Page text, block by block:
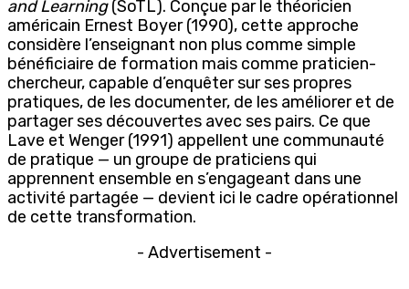
and Learning(SoTL). Conçue par le théoricien
américain Ernest Boyer (1990), cette approche
considère l’enseignant non plus comme simple
bénéficiaire de formation mais comme praticien-
chercheur, capable d’enquêter sur ses propres
pratiques, de les documenter, de les améliorer et de
partager ses découvertes avec ses pairs. Ce que
Lave et Wenger (1991) appellent une communauté
de pratique — un groupe de praticiens qui
apprennent ensemble en s’engageant dans une
activité partagée — devient ici le cadre opérationnel
de cette transformation.
- Advertisement -